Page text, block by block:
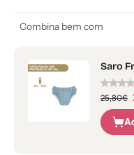
Combina bem com
Saro
25,80€